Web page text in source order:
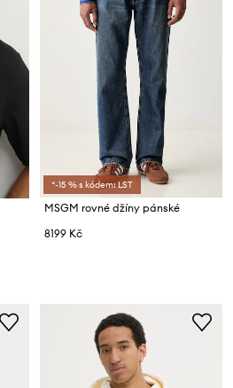
*-15 % s kódem: LST
MSGM rovné džíny pánské
8199 Kč